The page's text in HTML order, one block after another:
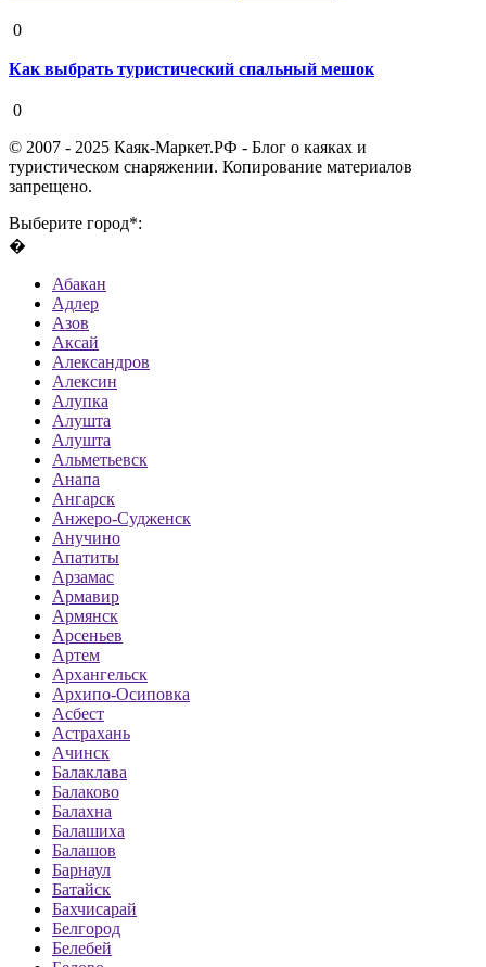
0
Как выбрать туристический спальный мешок
0
© 2007 - 2025 Каяк-Маркет.РФ - Блог о каяках и
туристическом снаряжении. Копирование материалов
запрещено.
Выберите город*:
�
Абакан
Адлер
Азов
Аксай
Александров
Алексин
Алупка
Алушта
Алушта
Альметьевск
Анапа
Ангарск
Анжеро-Судженск
Анучино
Апатиты
Арзамас
Армавир
Армянск
Арсеньев
Артем
Архангельск
Архипо-Осиповка
Асбест
Астрахань
Ачинск
Балаклава
Балаково
Балахна
Балашиха
Балашов
Барнаул
Батайск
Бахчисарай
Белгород
Белебей